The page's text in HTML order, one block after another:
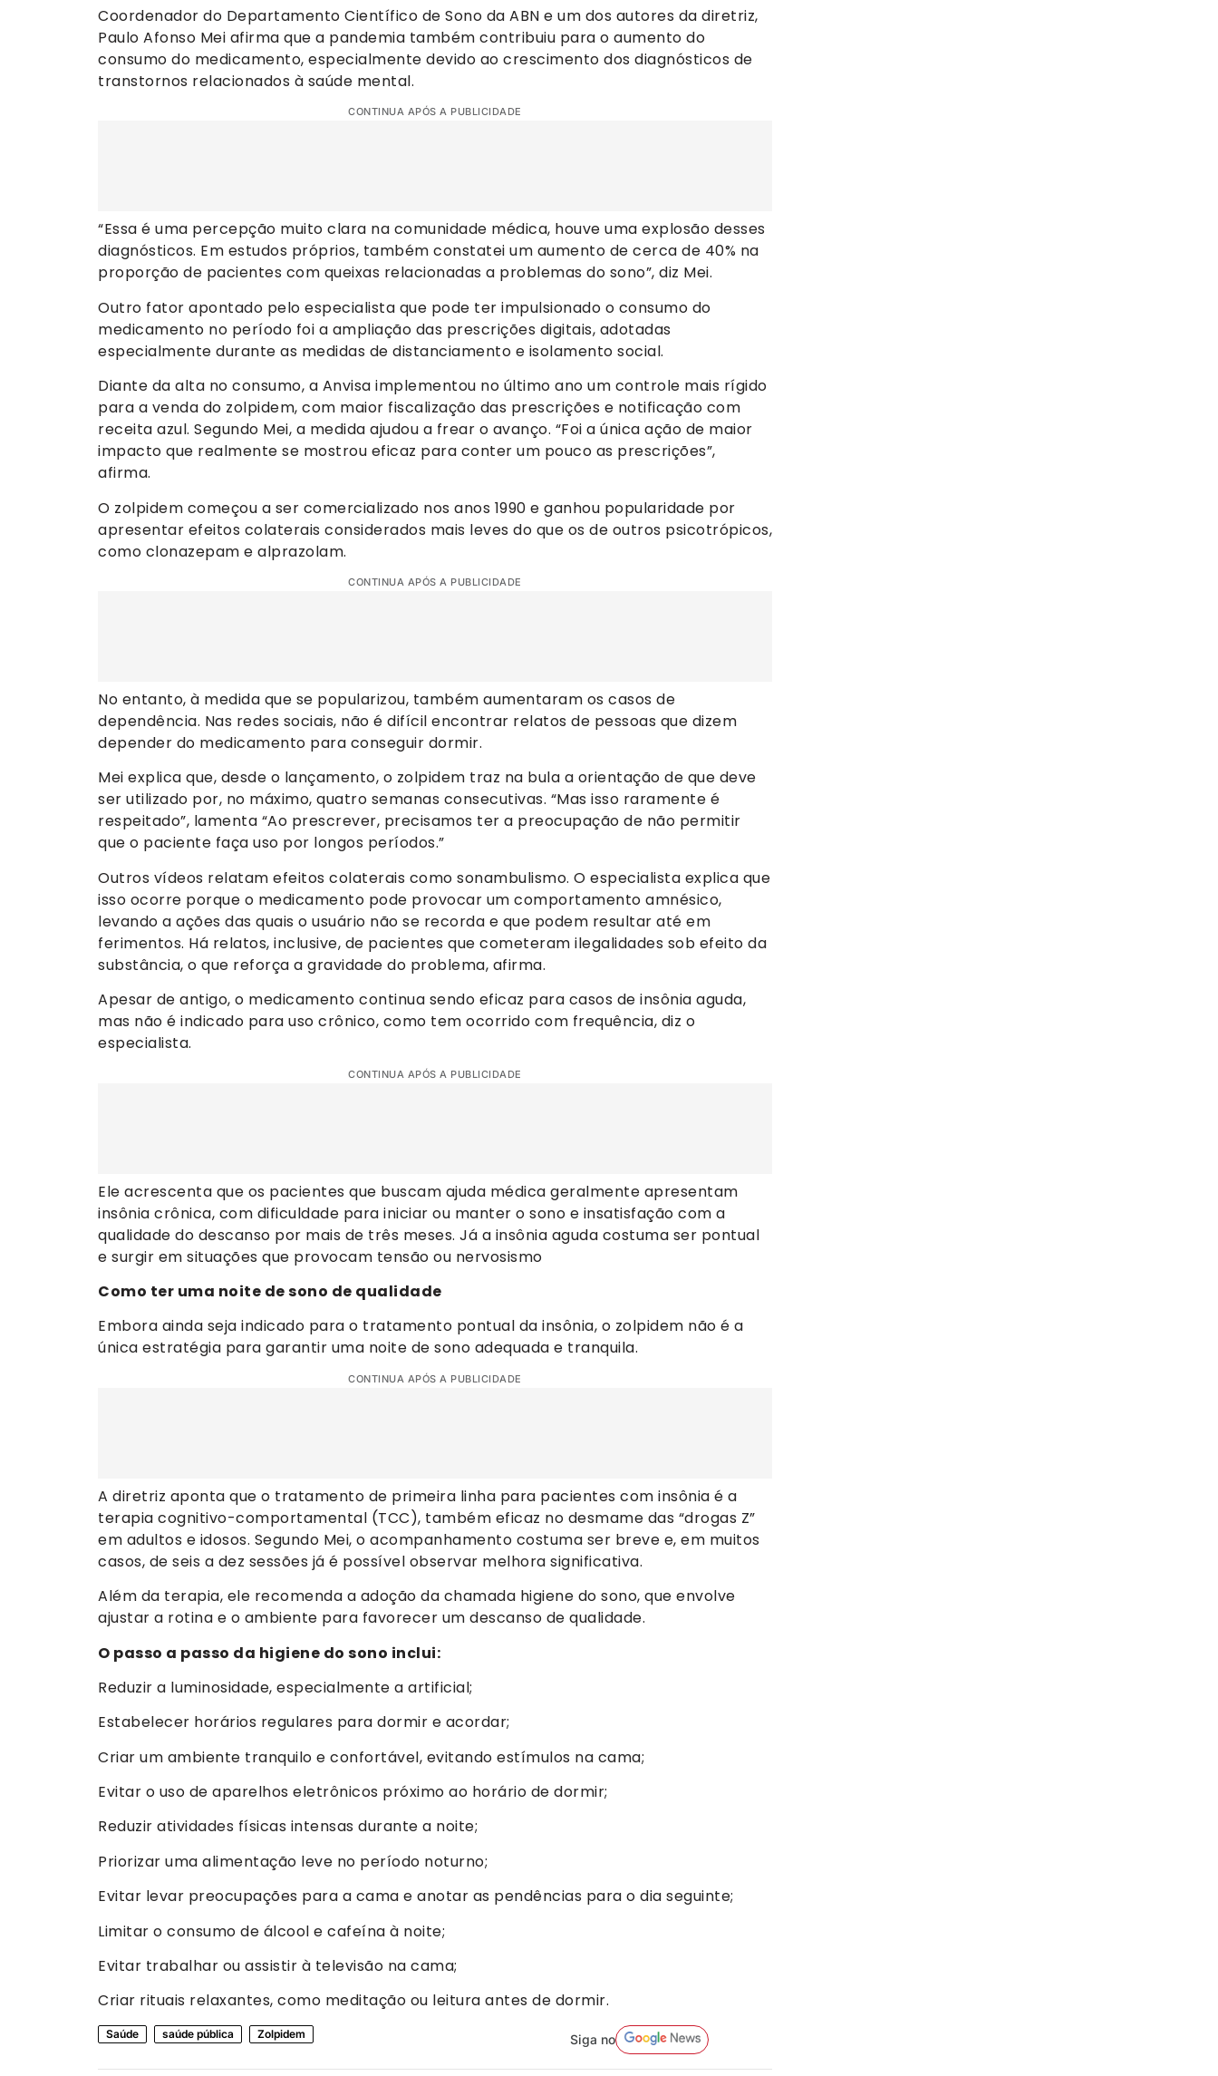
Coordenador do Departamento Científico de Sono da ABN e um dos autores da diretriz,
Paulo Afonso Mei afirma que a pandemia também contribuiu para o aumento do
consumo do medicamento, especialmente devido ao crescimento dos diagnósticos de
transtornos relacionados à saúde mental.
CONTINUA APÓS A PUBLICIDADE
“Essa é uma percepção muito clara na comunidade médica, houve uma explosão desses
diagnósticos. Em estudos próprios, também constatei um aumento de cerca de 40% na
proporção de pacientes com queixas relacionadas a problemas do sono”, diz Mei.
Outro fator apontado pelo especialista que pode ter impulsionado o consumo do
medicamento no período foi a ampliação das prescrições digitais, adotadas
especialmente durante as medidas de distanciamento e isolamento social.
Diante da alta no consumo, a Anvisa implementou no último ano um controle mais rígido
para a venda do zolpidem, com maior fiscalização das prescrições e notificação com
receita azul. Segundo Mei, a medida ajudou a frear o avanço. “Foi a única ação de maior
impacto que realmente se mostrou eficaz para conter um pouco as prescrições”,
afirma.
O zolpidem começou a ser comercializado nos anos 1990 e ganhou popularidade por
apresentar efeitos colaterais considerados mais leves do que os de outros psicotrópicos,
como clonazepam e alprazolam.
CONTINUA APÓS A PUBLICIDADE
No entanto, à medida que se popularizou, também aumentaram os casos de
dependência. Nas redes sociais, não é difícil encontrar relatos de pessoas que dizem
depender do medicamento para conseguir dormir.
Mei explica que, desde o lançamento, o zolpidem traz na bula a orientação de que deve
ser utilizado por, no máximo, quatro semanas consecutivas. “Mas isso raramente é
respeitado”, lamenta “Ao prescrever, precisamos ter a preocupação de não permitir
que o paciente faça uso por longos períodos.”
Outros vídeos relatam efeitos colaterais como sonambulismo. O especialista explica que
isso ocorre porque o medicamento pode provocar um comportamento amnésico,
levando a ações das quais o usuário não se recorda e que podem resultar até em
ferimentos. Há relatos, inclusive, de pacientes que cometeram ilegalidades sob efeito da
substância, o que reforça a gravidade do problema, afirma.
Apesar de antigo, o medicamento continua sendo eficaz para casos de insônia aguda,
mas não é indicado para uso crônico, como tem ocorrido com frequência, diz o
especialista.
CONTINUA APÓS A PUBLICIDADE
Ele acrescenta que os pacientes que buscam ajuda médica geralmente apresentam
insônia crônica, com dificuldade para iniciar ou manter o sono e insatisfação com a
qualidade do descanso por mais de três meses. Já a insônia aguda costuma ser pontual
e surgir em situações que provocam tensão ou nervosismo
Como ter uma noite de sono de qualidade
Embora ainda seja indicado para o tratamento pontual da insônia, o zolpidem não é a
única estratégia para garantir uma noite de sono adequada e tranquila.
CONTINUA APÓS A PUBLICIDADE
A diretriz aponta que o tratamento de primeira linha para pacientes com insônia é a
terapia cognitivo-comportamental (TCC), também eficaz no desmame das “drogas Z”
em adultos e idosos. Segundo Mei, o acompanhamento costuma ser breve e, em muitos
casos, de seis a dez sessões já é possível observar melhora significativa.
Além da terapia, ele recomenda a adoção da chamada higiene do sono, que envolve
ajustar a rotina e o ambiente para favorecer um descanso de qualidade.
O passo a passo da higiene do sono inclui:
Reduzir a luminosidade, especialmente a artificial;
Estabelecer horários regulares para dormir e acordar;
Criar um ambiente tranquilo e confortável, evitando estímulos na cama;
Evitar o uso de aparelhos eletrônicos próximo ao horário de dormir;
Reduzir atividades físicas intensas durante a noite;
Priorizar uma alimentação leve no período noturno;
Evitar levar preocupações para a cama e anotar as pendências para o dia seguinte;
Limitar o consumo de álcool e cafeína à noite;
Evitar trabalhar ou assistir à televisão na cama;
Criar rituais relaxantes, como meditação ou leitura antes de dormir.
Saúde saúde pública Zolpidem Siga no